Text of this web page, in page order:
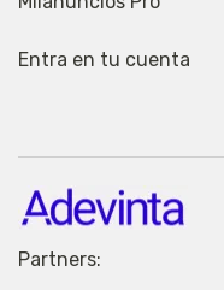
Entra en tu cuenta
Partners: